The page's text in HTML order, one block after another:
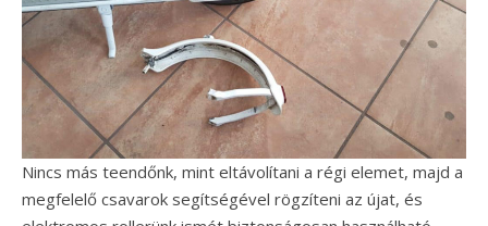
Nincs más teendőnk, mint eltávolítani a régi elemet, majd a
megfelelő csavarok segítségével rögzíteni az újat, és